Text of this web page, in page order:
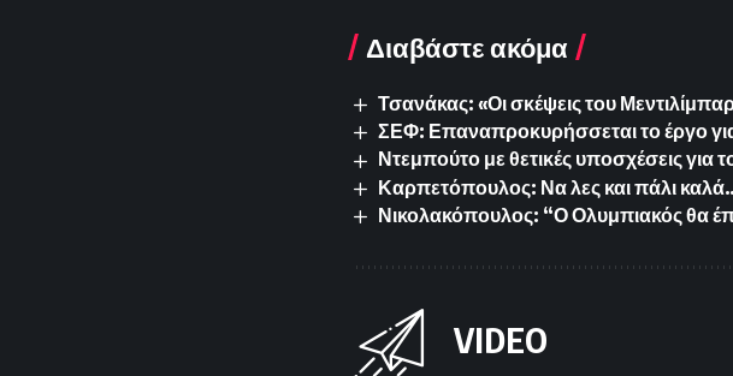
Διαβάστε ακόμα
Τσανάκας: «Οι σκέψεις του
ΣΕΦ: Επαναπροκυρήσσεται το έργο
Ντεμπούτο με θετικές υποσχέσεις για
Καρπετόπουλος: Να λες και πάλι
Νικολακόπουλος: “Ο Ολυμπιακός θα
VIDEO